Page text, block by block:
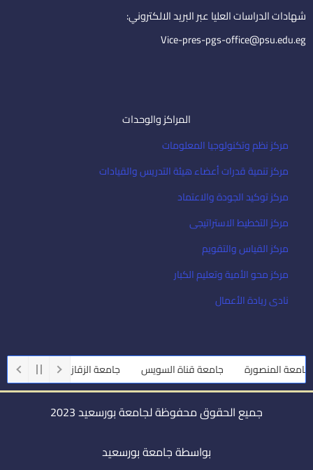
i
l
شهادات الدراسات العليا عبر البريد الالكتروني:
Vice-pres-pgs-office@psu.edu.eg
المراكز والوحدات
مركز نظم وتكنولوجيا المعلومات
مركز تنمية قدرات أعضاء هيئة التدريس والقيادات
مركز توكيد الجودة والاعتماد
مركز التخطيط الاستراتيجى
مركز القياس والتقويم
مركز محو الأمية وتعليم الكبار
نادى ريادة الأعمال
المنصورة جامعة قناة السويس جامعة الزقازيق جامعة
جميع الحقوق محفوظة لجامعة بورسعيد 2023
بواسطة جامعة بورسعيد